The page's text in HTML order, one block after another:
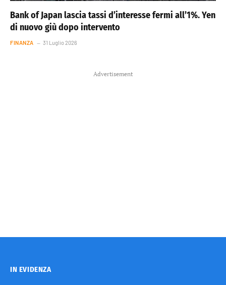
Bank of Japan lascia tassi d’interesse fermi all’1%. Yen
di nuovo giù dopo intervento
FINANZA 31 Luglio 2026
Advertisement
IN EVIDENZA